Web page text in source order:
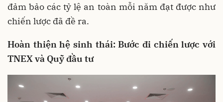
đảm bảo các tỷ lệ an toàn mỗi năm đạt được như
chiến lược đã đề ra.
Hoàn thiện hệ sinh thái: Bước đi chiến lược với
TNEX và Quỹ đầu tư